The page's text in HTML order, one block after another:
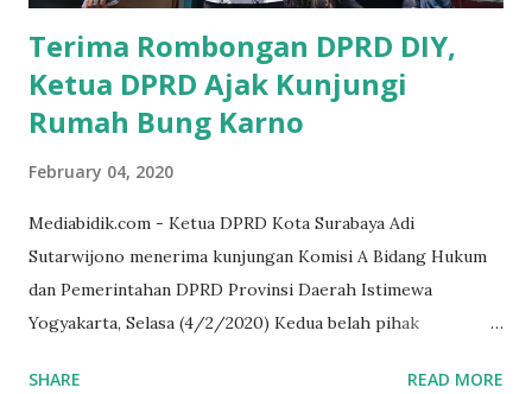
dana pinjaman unt...
Terima Rombongan DPRD DIY,
Ketua DPRD Ajak Kunjungi
Rumah Bung Karno
February 04, 2020
Mediabidik.com - Ketua DPRD Kota Surabaya Adi
Sutarwijono menerima kunjungan Komisi A Bidang Hukum
dan Pemerintahan DPRD Provinsi Daerah Istimewa
Yogyakarta, Selasa (4/2/2020) Kedua belah pihak
memperkuat Demokrasi Pancasila. Turut dalam rombongan
SHARE READ MORE